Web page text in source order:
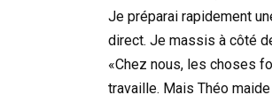
Je préparai rapidement
direct. Je massis à côté
«Chez nous, les choses
travaille. Mais Théo